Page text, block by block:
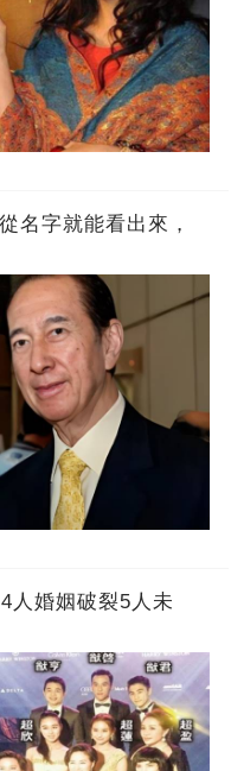
名字就能看出來，
人婚姻破裂5人未